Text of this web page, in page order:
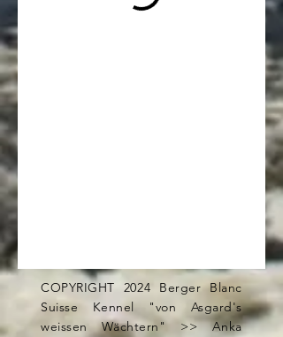
COPYRIGHT 2024 Berger Blanc
Suisse Kennel "von Asgard's
weissen Wächtern" >> Anka